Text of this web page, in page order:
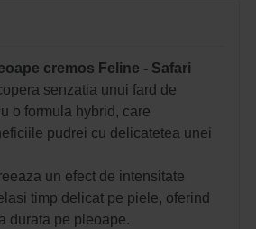
cremos Feline - Safari
senzatia unui fard de
o formula hybrid, care
pudrei cu delicatetea unei
un efect de intensitate
timp delicat pe piele, oferind
durata pe pleoape.